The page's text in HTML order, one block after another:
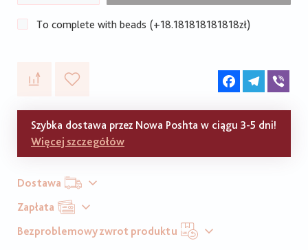
To complete with beads (+18.181818181818zł)
FacebookTelegram
Szybka dostawa przez Nowa Poshta w ciągu 3-5 dni!
Więcej szczegółów
Dostawa
Zapłata
Bezproblemowy zwrot produktu